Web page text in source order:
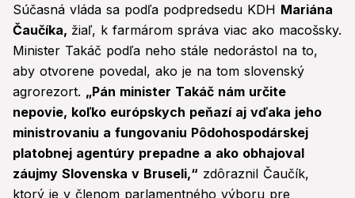
Súčasná vláda sa podľa podpredsedu KDH Mariána
Čaučíka, žiaľ, k farmárom správa viac ako macošsky.
Minister Takáč podľa neho stále nedorástol na to,
aby otvorene povedal, ako je na tom slovenský
agrorezort. „Pán minister Takáč nám určite
nepovie, koľko európskych peňazí aj vďaka jeho
ministrovaniu a fungovaniu Pôdohospodárskej
platobnej agentúry prepadne a ako obhajoval
záujmy Slovenska v Bruseli,“ zdôraznil Čaučík,
ktorý je v členom parlamentného výboru pre